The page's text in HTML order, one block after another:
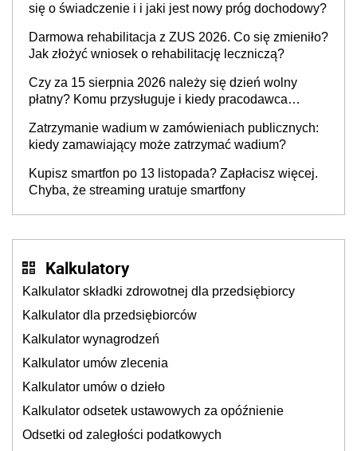
się o świadczenie i i jaki jest nowy próg dochodowy?
Darmowa rehabilitacja z ZUS 2026. Co się zmieniło?
Jak złożyć wniosek o rehabilitację leczniczą?
Czy za 15 sierpnia 2026 należy się dzień wolny
płatny? Komu przysługuje i kiedy pracodawca
Zatrzymanie wadium w zamówieniach publicznych:
kiedy zamawiający może zatrzymać wadium?
Kupisz smartfon po 13 listopada? Zapłacisz więcej.
Chyba, że streaming uratuje smartfony
Kalkulatory
Kalkulator składki zdrowotnej dla przedsiębiorcy
Kalkulator dla przedsiębiorców
Kalkulator wynagrodzeń
Kalkulator umów zlecenia
Kalkulator umów o dzieło
Kalkulator odsetek ustawowych za opóźnienie
Odsetki od zaległości podatkowych